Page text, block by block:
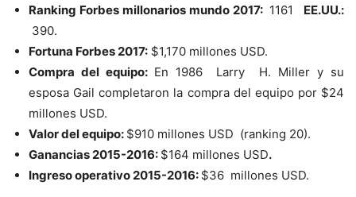
Ranking Forbes millonarios mundo 2017: 1161
EE.UU.:
390.
Fortuna Forbes 2017: $1,170 millones USD.
Compra del equipo: En 1986 Larry H. Miller y su
esposa Gail completaron la compra del equipo por $24
millones USD.
Valor del equipo: $910 millones USD (ranking 20).
Ganancias 2015-2016: $164 millones USD.
Ingreso operativo 2015-2016: $36 millones USD.